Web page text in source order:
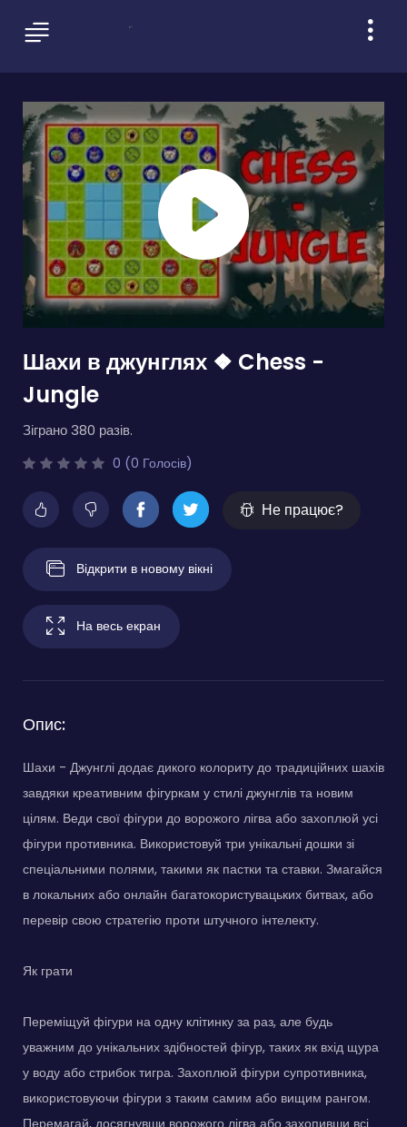
Шахи в джунглях ❖ Chess -
Jungle
Зіграно 380 разів.
0 (0 Голосів)
Не працює?
Відкрити в новому вікні
На весь екран
Опис:
Шахи - Джунглі додає дикого колориту до традиційних шахів
завдяки креативним фігуркам у стилі джунглів та новим
цілям. Веди свої фігури до ворожого лігва або захоплюй усі
фігури противника. Використовуй три унікальні дошки зі
спеціальними полями, такими як пастки та ставки. Змагайся
в локальних або онлайн багатокористувацьких битвах, або
перевір свою стратегію проти штучного інтелекту.
Як грати
Переміщуй фігури на одну клітинку за раз, але будь
уважним до унікальних здібностей фігур, таких як вхід щура
у воду або стрибок тигра. Захоплюй фігури супротивника,
використовуючи фігури з таким самим або вищим рангом.
Перемагай, досягнувши ворожого лігва або захопивши всі